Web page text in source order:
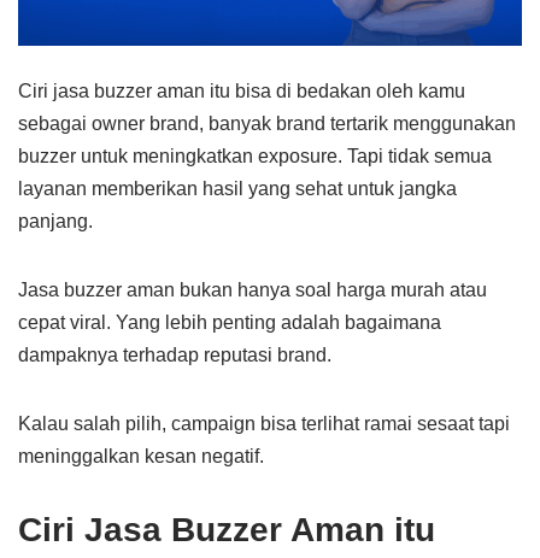
Ciri jasa buzzer aman itu bisa di bedakan oleh kamu
sebagai owner brand, banyak brand tertarik menggunakan
buzzer untuk meningkatkan exposure. Tapi tidak semua
layanan memberikan hasil yang sehat untuk jangka
panjang.
Jasa buzzer aman bukan hanya soal harga murah atau
cepat viral. Yang lebih penting adalah bagaimana
dampaknya terhadap reputasi brand.
Kalau salah pilih, campaign bisa terlihat ramai sesaat tapi
meninggalkan kesan negatif.
Ciri Jasa Buzzer Aman itu